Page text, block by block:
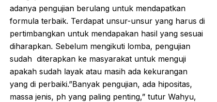
adanya pengujian berulang untuk mendapatkan
formula terbaik. Terdapat unsur-unsur yang harus di
pertimbangkan untuk mendapakan hasil yang sesuai
diharapkan. Sebelum mengikuti lomba, pengujian
sudah diterapkan ke masyarakat untuk menguji
apakah sudah layak atau masih ada kekurangan
yang di perbaiki.”Banyak pengujian, ada hipositas,
massa jenis, ph yang paling penting,” tutur Wahyu,